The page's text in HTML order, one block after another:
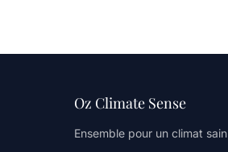
Oz Climate Sense
Ensemble pour un climat sain